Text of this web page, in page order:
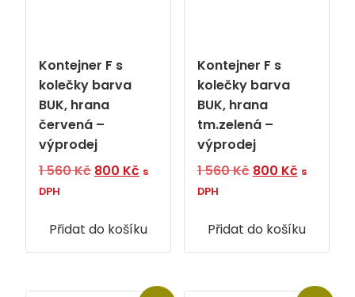
Kontejner F s
kolečky barva
BUK, hrana
červená –
výprodej
1 560Kč Původní
1
560 Kč.
800 Kč Aktuální
800 Kč.
s
DPH
Přidat do košíku
Kontejner F s
kolečky barva
BUK, hrana
tm.zelená –
výprodej
1 560Kč Původní
1
560 Kč.
800 KčAktuální
800 Kč.
s
DPH
Přidat do košíku